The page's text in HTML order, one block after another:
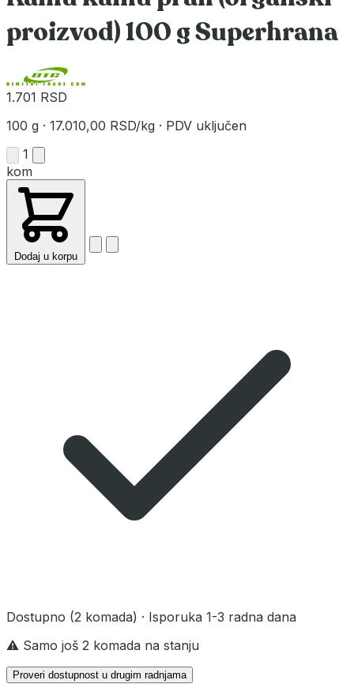
proizvod) 100 g Superhrana
1.701 RSD
100 g · 17.010,00 RSD/kg · PDV uključen
1
kom
Dodaj u korpu
Dostupno (2 komada) · Isporuka 1-3 radna dana
⚠️ Samo još 2 komada na stanju
Proveri dostupnost u drugim radnjama